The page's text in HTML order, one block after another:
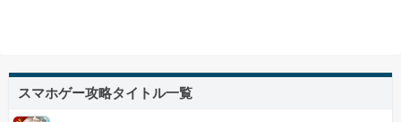
スマホゲー攻略タイトル一覧